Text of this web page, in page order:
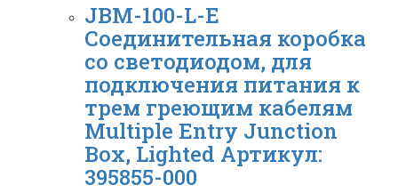
JBM-100-L-E
Соединительная коробка
со светодиодом, для
подключения питания к
трем греющим кабелям
Multiple Entry Junction
Box, Lighted Артикул:
395855-000